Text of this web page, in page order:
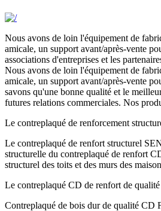
Nous avons de loin l'équipement de
amicale, un support avant/après-vente
associations d'entreprises et les
Nous avons de loin l'équipement de
amicale, un support avant/après-vente
savons qu'une bonne qualité et le
futures relations commerciales. Nos
Le contreplaqué de renforcement
Le contreplaqué de renfort structurel
structurelle du contreplaqué de renfort
structurel des toits et des murs des
Le contreplaqué CD de renfort de
Contreplaqué de bois dur de qualité CD